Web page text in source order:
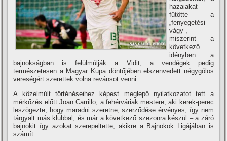
hazaiakat
fűtötte a
„fenyegetési
vágy”,
miszerint a
következő
idényben a
bajnokságban is felülmúlják a Vidit, a vendégek pedig
természetesen a Magyar Kupa döntőjében elszenvedett négygólos
vereségért szerettek volna revánsot venni.
A közelmúlt történéseihez képest meglepő nyilatkozatot tett a
mérkőzés előtt Joan Carrillo, a fehérváriak mestere, aki kerek-perec
leszögezte, hogy maradni szeretne, szerződése érvényes, í­gy nem
tárgyalt más klubbal, és már a következő szezonra készül – a záró
bajnokit í­gy azokat szerepeltette, akikre a Bajnokok Ligájában is
számí­t.